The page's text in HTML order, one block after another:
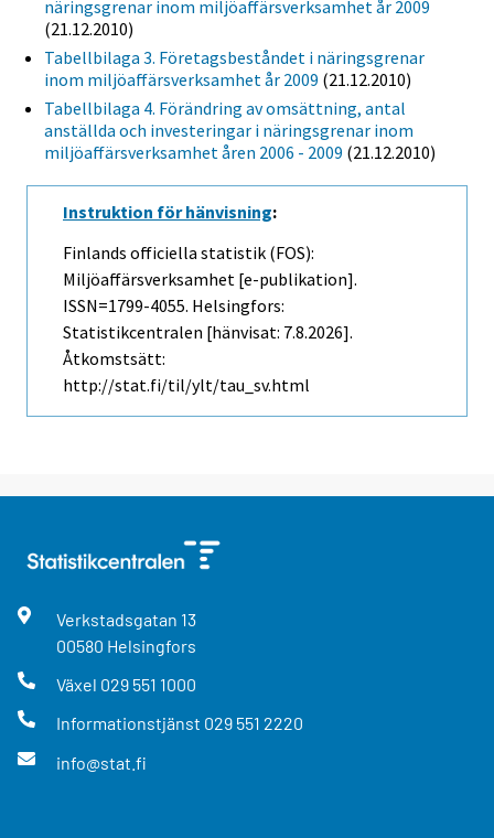
näringsgrenar inom miljöaffärsverksamhet år 2009
(21.12.2010)
Tabellbilaga 3. Företagsbeståndet i näringsgrenar
inom miljöaffärsverksamhet år 2009 (21.12.2010)
Tabellbilaga 4. Förändring av omsättning, antal
anställda och investeringar i näringsgrenar inom
miljöaffärsverksamhet åren 2006 - 2009 (21.12.2010)
Instruktion för hänvisning:
Finlands officiella statistik (FOS):
Miljöaffärsverksamhet [e-publikation].
ISSN=1799-4055. Helsingfors:
Statistikcentralen [hänvisat: 7.8.2026].
Åtkomstsätt:
http://stat.fi/til/ylt/tau_sv.html
Verkstadsgatan 13
00580 Helsingfors
Växel 029 551 1000
Informationstjänst 029 551 2220
info@stat.fi